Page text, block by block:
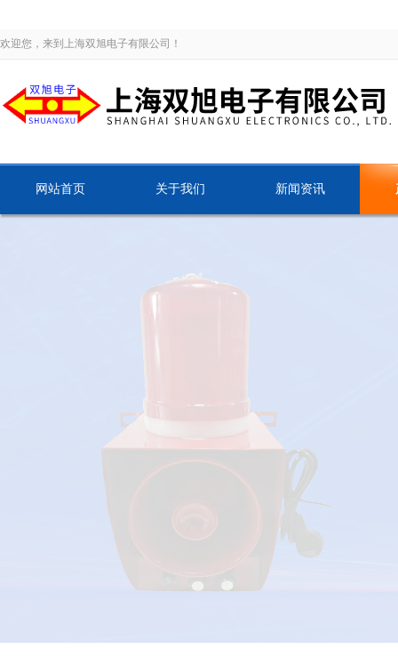
欢迎您，来到上海双旭电子有限公司！
网站首页 关于我们 新闻资讯